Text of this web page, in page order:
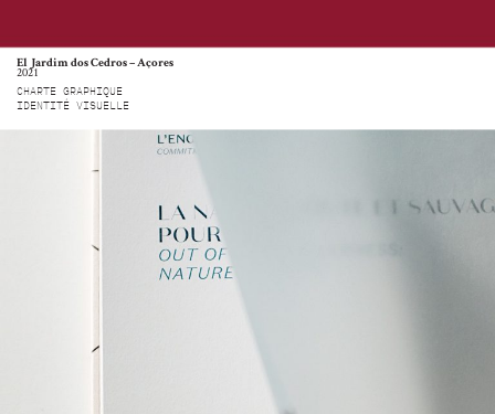
El Jardim dos Cedros – Açores
2021
CHARTE GRAPHIQUE
IDENTITÉ VISUELLE